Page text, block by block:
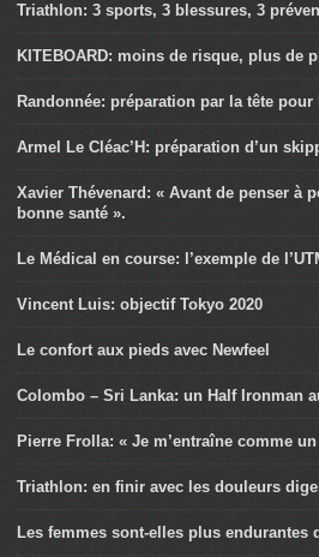
Triathlon: 3 sports, 3 blessures, 3
KITEBOARD: moins de risque, plus de
Randonnée: préparation par la tête pour
Armel Le Cléac’H: préparation d’un
Xavier Thévenard: « Avant de penser à
bonne santé ».
Le Médical en course: l’exemple de
Vincent Luis: objectif Tokyo 2020
Le confort aux pieds avec Newfeel
Colombo – Sri Lanka: un Half Ironman
Pierre Frolla: « Je m’entraîne comme
Triathlon: en finir avec les douleurs
Les femmes sont-elles plus endurantes